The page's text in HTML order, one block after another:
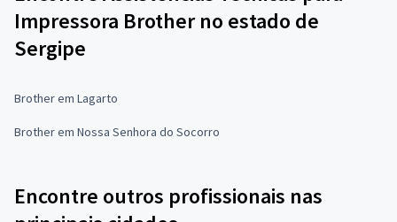
Impressora Brother no estado de
Sergipe
Brother em Lagarto
Brother em Nossa Senhora do Socorro
Encontre outros profissionais nas